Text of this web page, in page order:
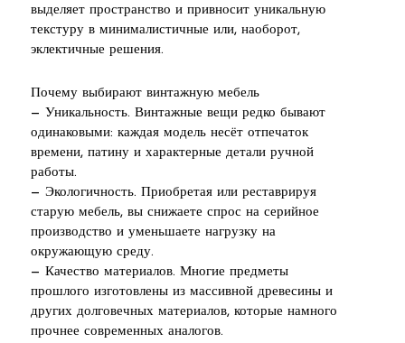
выделяет пространство и привносит уникальную
текстуру в минималистичные или, наоборот,
эклектичные решения.
Почему выбирают винтажную мебель
— Уникальность. Винтажные вещи редко бывают
одинаковыми: каждая модель несёт отпечаток
времени, патину и характерные детали ручной
работы.
— Экологичность. Приобретая или реставрируя
старую мебель, вы снижаете спрос на серийное
производство и уменьшаете нагрузку на
окружающую среду.
— Качество материалов. Многие предметы
прошлого изготовлены из массивной древесины и
других долговечных материалов, которые намного
прочнее современных аналогов.